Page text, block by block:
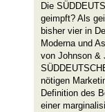
Die
geimpft? Als
bisher vier in
Moderna und
von Johnson &
nötigen
Definition des
einer